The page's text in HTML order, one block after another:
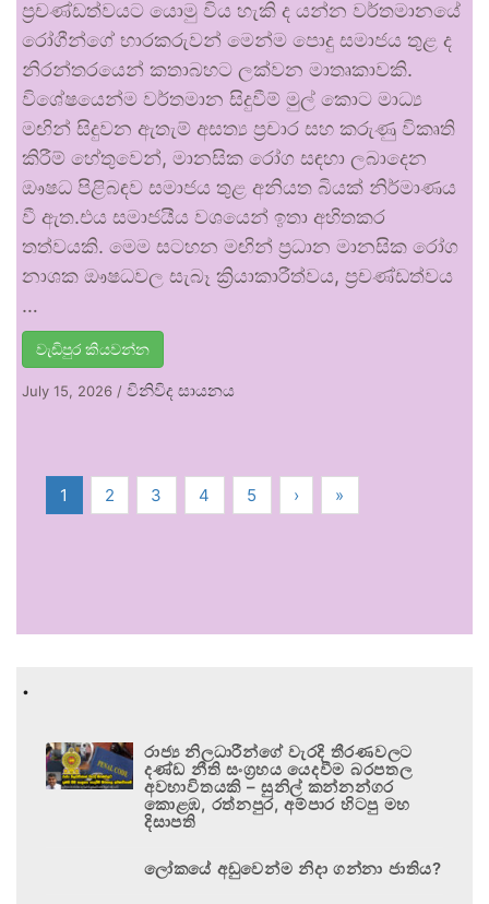
ප්‍රචණ්ඩත්වයට යොමු විය හැකි ද යන්න වර්තමානයේ
රෝගීන්ගේ භාරකරුවන් මෙන්ම පොදු සමාජය තුළ ද
නිරන්තරයෙන් කතාබහට ලක්වන මාතෘකාවකි.
විශේෂයෙන්ම වර්තමාන සිදුවීම් මුල් කොට මාධ්‍ය
මඟින් සිදුවන ඇතැම් අසත්‍ය ප්‍රචාර සහ කරුණු විකෘති
කිරීම් හේතුවෙන්, මානසික රෝග සඳහා ලබාදෙන
ඖෂධ පිළිබඳව සමාජය තුළ අනියත බියක් නිර්මාණය
වී ඇත.එය සමාජයීය වශයෙන් ඉතා අහිතකර
තත්වයකි. මෙම සටහන මඟින් ප්‍රධාන මානසික රෝග
නාශක ඖෂධවල සැබෑ ක්‍රියාකාරීත්වය, ප්‍රචණ්ඩත්වය
…
වැඩිපුර කියවන්න
July 15, 2026 / විනිවිද සායනය
1 2 3 4 5 › »
.
රාජ්‍ය නිලධාරීන්ගේ වැරදි තීරණවලට
දණ්ඩ නීති සංග්‍රහය යෙදවීම බරපතල
අවභාවිතයකි – සුනිල් කන්නන්ගර
කොළඹ, රත්නපුර, අම්පාර හිටපු මහ
දිසාපති
ලෝකයේ අඩුවෙන්ම නිදා ගන්නා ජාතිය?